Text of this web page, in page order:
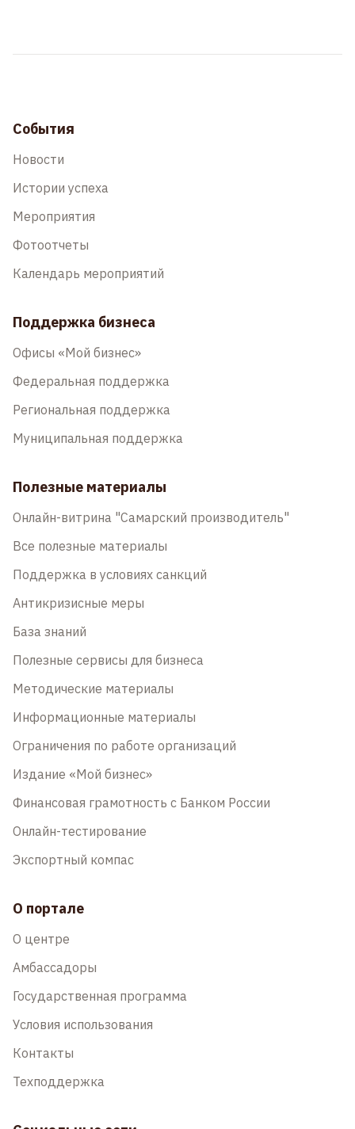
События
Новости
Истории успеха
Мероприятия
Фотоотчеты
Календарь мероприятий
Поддержка бизнеса
Офисы «Мой бизнес»
Федеральная поддержка
Региональная поддержка
Муниципальная поддержка
Полезные материалы
Онлайн-витрина "Самарский производитель"
Все полезные материалы
Поддержка в условиях санкций
Антикризисные меры
База знаний
Полезные сервисы для бизнеса
Методические материалы
Информационные материалы
Ограничения по работе организаций
Издание «Мой бизнес»
Финансовая грамотность с Банком России
Онлайн-тестирование
Экспортный компас
О портале
О центре
Амбассадоры
Государственная программа
Условия использования
Контакты
Техподдержка